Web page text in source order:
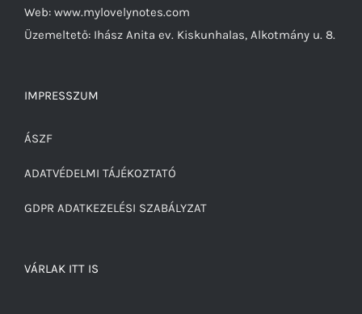
Web: www.mylovelynotes.com
Üzemeltető: Ihász Anita ev. Kiskunhalas, Alkotmány u. 8.
IMPRESSZUM
ÁSZF
ADATVÉDELMI TÁJÉKOZTATÓ
GDPR ADATKEZELÉSI SZABÁLYZAT
VÁRLAK ITT IS